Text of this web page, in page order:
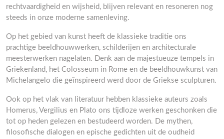
rechtvaardigheid en wijsheid, blijven relevant en resoneren nog
steeds in onze moderne samenleving.
Op het gebied van kunst heeft de klassieke traditie ons
prachtige beeldhouwwerken, schilderijen en architecturale
meesterwerken nagelaten. Denk aan de majestueuze tempels in
Griekenland, het Colosseum in Rome en de beeldhouwkunst van
Michelangelo die geïnspireerd werd door de Griekse sculpturen.
Ook op het vlak van literatuur hebben klassieke auteurs zoals
Homerus, Vergilius en Plato ons tijdloze werken geschonken die
tot op heden gelezen en bestudeerd worden. De mythen,
filosofische dialogen en epische gedichten uit de oudheid